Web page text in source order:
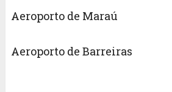
Aeroporto de Maraú
Aeroporto de Barreiras